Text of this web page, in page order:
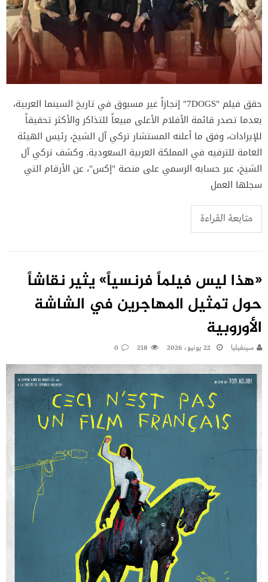
حقق فيلم "7DOGS" إنجازاً غير مسبوق في تاريخ السينما العربية،
بعدما تصدر قائمة الأفلام الأعلى مبيعاً للتذاكر والأكثر تحقيقاً
للإيرادات، وفق ما أعلنه المستشار تركي آل الشيخ، رئيس الهيئة
العامة للترفيه في المملكة العربية السعودية. وكشف تركي آل
الشيخ، عبر حسابه الرسمي على منصة "إكس"، عن الأرقام التي
سجلها العمل
متابعة القراءة
«هذا ليس فيلماً فرنسياً» يثير نقاشاً
حول تمثيل المهاجرين في الشاشة
الأوروبية
سينفيليا 22 يونيو، 2026 218
0